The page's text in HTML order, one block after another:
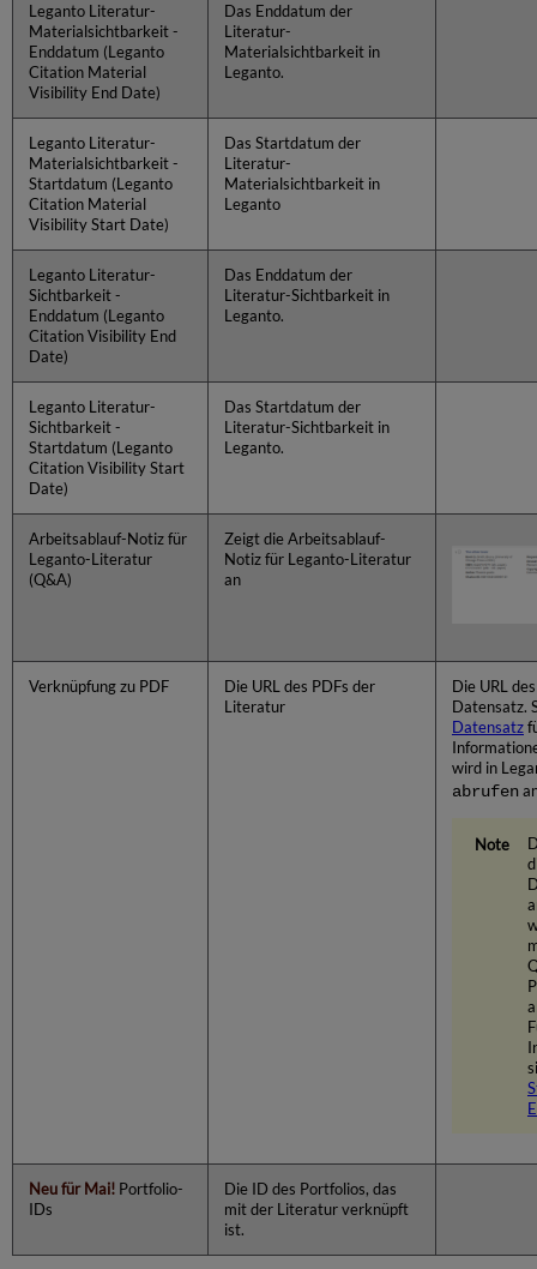
Leganto Literatur-
Materialsichtbarkeit -
Enddatum (Leganto
Citation Material
Visibility End Date)
Das Enddatum der
Literatur-
Materialsichtbarkeit in
Leganto.
Leganto Literatur-
Materialsichtbarkeit -
Startdatum (Leganto
Citation Material
Visibility Start Date)
Das Startdatum der
Literatur-
Materialsichtbarkeit in
Leganto
Leganto Literatur-
Sichtbarkeit -
Enddatum (Leganto
Citation Visibility End
Date)
Das Enddatum der
Literatur-Sichtbarkeit in
Leganto.
Leganto Literatur-
Sichtbarkeit -
Startdatum (Leganto
Citation Visibility Start
Date)
Das Startdatum der
Literatur-Sichtbarkeit in
Leganto.
Arbeitsablauf-Notiz für
Leganto-Literatur
(Q&A)
Zeigt die Arbeitsablauf-
Notiz für Leganto-Literatur
an
Verknüpfung zu PDF
Die URL des PDFs der
Literatur
Die URL
Datensatz.
Datensatz
wird in
abrufen
Neu für Mai! Portfolio-
IDs
Die ID des Portfolios, das
mit der Literatur verknüpft
ist.